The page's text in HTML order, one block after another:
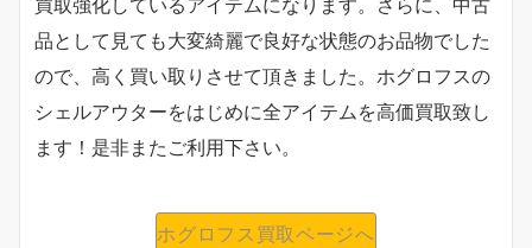
買取強化しているアイテムになります。さらに、中古
品として見ても大変綺麗で良好な状態のお品物でした
ので、高く買い取りさせて頂きました。ホグロフスの
シェルアウターをはじめに全アイテムを高価買取致し
ます！是非またご利用下さい。
ホグロフス買取ページへ